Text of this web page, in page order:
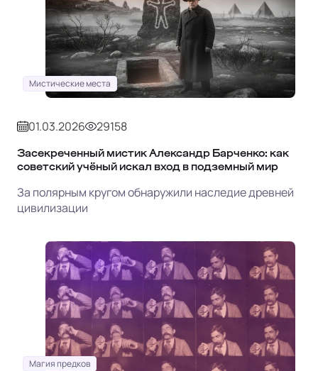
Мистические места
01.03.2026 29158
Засекреченный мистик Александр Барченко: как
советский учёный искал вход в подземный мир
За полярным кругом обнаружили наследие древней
цивилизации
Магия предков